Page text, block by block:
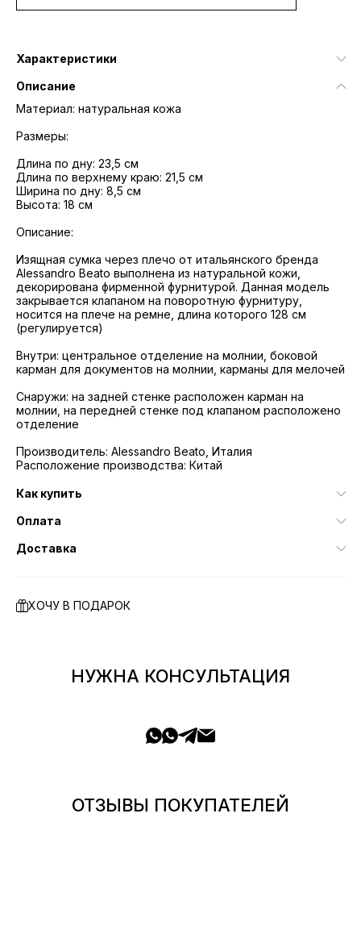
Характеристики
Описание
​Материал: натуральная кожа
Размеры:
Длина по дну: 23,5 см
Длина по верхнему краю: 21,5 см
Ширина по дну: 8,5 см
Высота: 18 см
Описание:
Изящная сумка через плечо от итальянского бренда
Alessandro Beato выполнена из натуральной кожи,
декорирована фирменной фурнитурой. Данная модель
закрывается клапаном на поворотную фурнитуру,
носится на плече на ремне, длина которого 128 см
(регулируется)
Внутри: центральное отделение на молнии, боковой
карман для документов на молнии, карманы для мелочей
Снаружи: на задней стенке расположен карман на
молнии, на передней стенке под клапаном расположено
отделение
Производитель: Alessandro Beato, Италия
Расположение производства: Китай
Как купить
Оплата
Доставка
ХОЧУ В ПОДАРОК
НУЖНА КОНСУЛЬТАЦИЯ
ОТЗЫВЫ ПОКУПАТЕЛЕЙ